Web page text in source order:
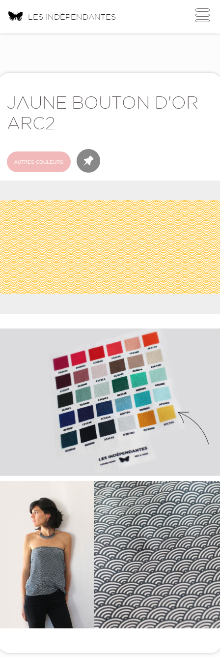
Toggle
LES INDÉPENDANTES
JAUNE BOUTON D'OR
ARC2
AUTRES COULEURS